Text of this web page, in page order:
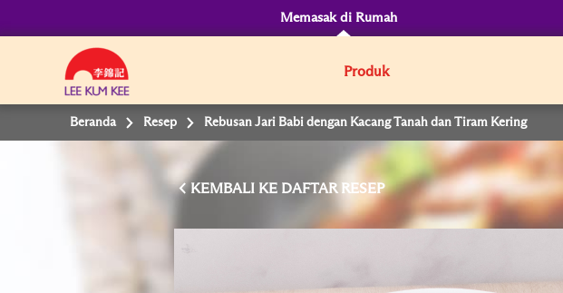
Memasak di Rumah
Produk
Beranda Resep Rebusan Jari Babi dengan Kacang Tanah dan Tiram Kering
KEMBALI